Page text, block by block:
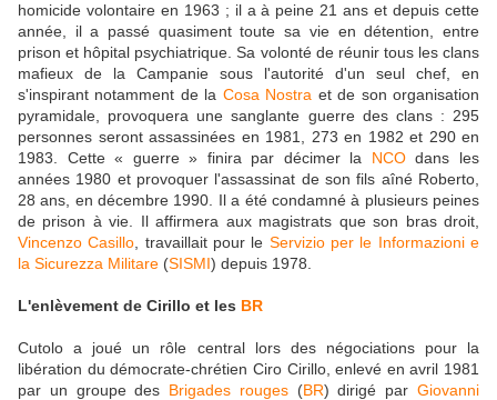
homicide volontaire en 1963 ; il a à peine 21 ans et depuis cette
année, il a passé quasiment toute sa vie en détention, entre
prison et hôpital psychiatrique. Sa volonté de réunir tous les clans
mafieux de la Campanie sous l'autorité d'un seul chef, en
s'inspirant notamment de la Cosa Nostra et de son organisation
pyramidale, provoquera une sanglante guerre des clans : 295
personnes seront assassinées en 1981, 273 en 1982 et 290 en
1983. Cette « guerre » finira par décimer la NCOdans les
années 1980 et provoquer l'assassinat de son fils aîné Roberto,
28 ans, en décembre 1990. Il a été condamné à plusieurs peines
de prison à vie. Il affirmera aux magistrats que son bras droit,
Vincenzo Casillo, travaillait pour le Servizio per le Informazioni e
la Sicurezza Militare (SISMI) depuis 1978.
L'enlèvement de Cirillo et les BR
Cutolo a joué un rôle central lors des négociations pour la
libération du démocrate-chrétien Ciro Cirillo, enlevé en avril 1981
par un groupe des Brigades rouges(BR) dirigé parGiovanni